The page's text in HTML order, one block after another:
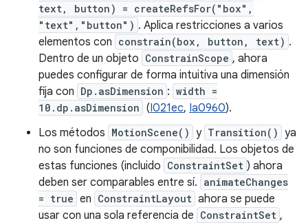
text, button) = createRefsFor("box",
"text","button") . Aplica restricciones a varios
elementos con constrain(box, button, text) .
Dentro de un objeto ConstrainScope , ahora
puedes configurar de forma intuitiva una dimensión
fija con Dp.asDimension : width =
10.dp.asDimension (I021ec, Ia0960).
Los métodos MotionScene() y Transition() ya
no son funciones de componibilidad. Los objetos de
estas funciones (incluido ConstraintSet ) ahora
deben ser comparables entre sí. animateChanges
= true en ConstraintLayout ahora se puede
usar con una sola referencia de ConstraintSet ,